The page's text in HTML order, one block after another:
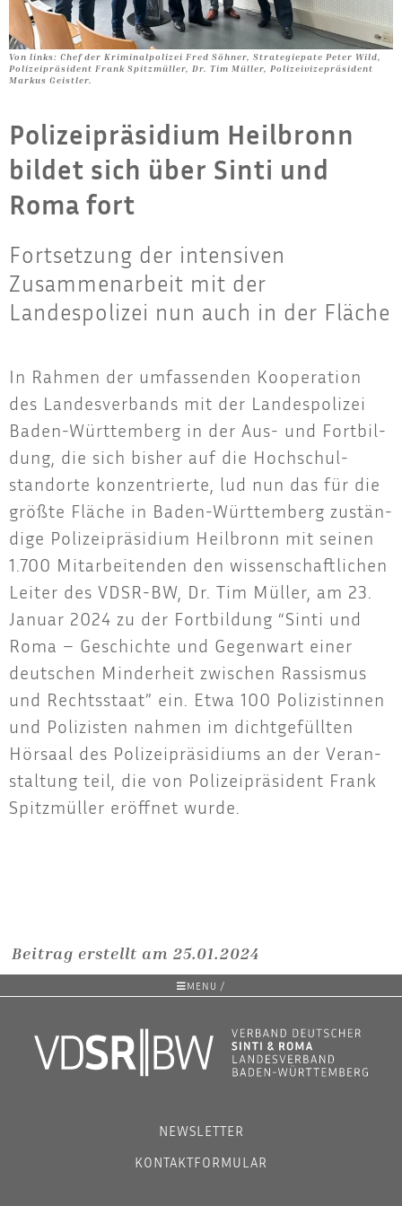
Von links: Chef der Kriminalpolizei Fred Söhner, Strategiepate Peter Wild,
Polizeipräsident Frank Spitzmüller, Dr. Tim Müller, Polizeivizepräsident
Markus Geistler.
Polizeipräsidium Heilbronn
bildet sich über Sinti und
Roma fort
Fortsetzung der intensiven
Zusammenarbeit mit der
Landespolizei nun auch in der Fläche
In Rah­men der umfas­sen­den Koope­ra­ti­on
des Lan­des­ver­bands mit der Lan­des­po­li­zei
Baden-Würt­tem­berg in der Aus- und Fort­bil­
dung, die sich bis­her auf die Hoch­schul­
stand­or­te kon­zen­trier­te, lud nun das für die
größ­te Flä­che in Baden-Würt­tem­berg zustän­
di­ge Poli­zei­prä­si­di­um Heil­bronn mit sei­nen
1.700 Mit­ar­bei­ten­den den wis­sen­schaft­li­chen
Lei­ter des VDSR-BW, Dr. Tim Mül­ler, am 23.
Janu­ar 2024 zu der Fort­bil­dung “Sin­ti und
Roma – Geschich­te und Gegen­wart einer
deut­schen Min­der­heit zwi­schen Ras­sis­mus
und Rechts­staat” ein. Etwa 100 Poli­zis­tin­nen
und Poli­zis­ten nah­men im dicht­ge­füll­ten
Hör­saal des Poli­zei­prä­si­di­ums an der Ver­an­
stal­tung teil, die von Poli­zei­prä­si­dent Frank
Spitz­mül­ler eröff­net wurde.
Beitrag erstellt am 25.01.2024
MENU /
NEWSLETTER
KONTAKTFORMULAR